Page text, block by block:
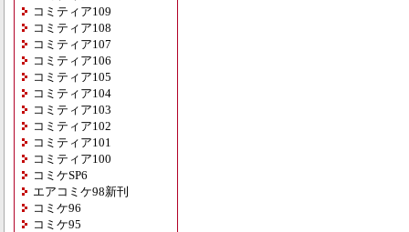
コミティア109
コミティア108
コミティア107
コミティア106
コミティア105
コミティア104
コミティア103
コミティア102
コミティア101
コミティア100
コミケSP6
エアコミケ98新刊
コミケ96
コミケ95